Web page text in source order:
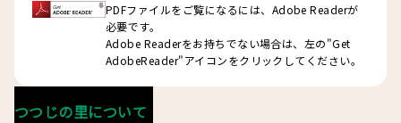
PDFファイルをご覧になるには、Adobe Readerが
必要です。
Adobe Readerをお持ちでない場合は、左の"Get
AdobeReader"アイコンをクリックしてください。
つつじの里について